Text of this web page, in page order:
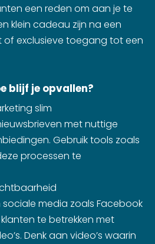
een reden om aan je te
klein cadeau zijn na een
exclusieve toegang tot een
blijf je opvallen?
slim
met nuttige
Gebruik tools zoals
processen te
sociale media zoals Facebook
te betrekken met
Denk aan video’s waarin